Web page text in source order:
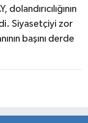
Siyasetçiyi zor
başını derde